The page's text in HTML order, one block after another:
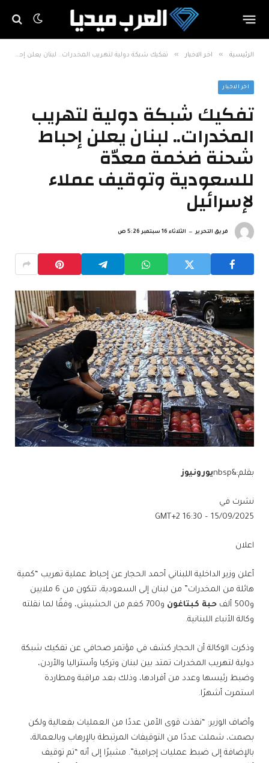
الرئيسية » اخر الاخبار » تفكيك شبكة دولية لتهريب المخدرات.. لبنان يعلن إحباط شحنة ضخمة معدّة للسعودية وتوقيف عملاء لإسرائيل
اخر الاخبار
تفكيك شبكة دولية لتهريب
المخدرات.. لبنان يعلن إحباط
شحنة ضخمة معدّة
للسعودية وتوقيف عملاء
لإسرائيل
فريق التحرير الثلاثاء 16 سبتمبر 5:26 ص
بقلم:&nbsp يورونيوز
نشرت في
15/09/2025 – 16:30 GMT+2
اعلان
أعلن وزير الداخلية اللبناني أحمد الحجار عن إحباط عملية تهريب “كمية
هائلة من المخدرات” من لبنان إلى السعودية، تتكون من 6 ملايين
و500 ألف
حبة كبتاغون
و700 كغم من الحشيش، وفقًا لما نقلته
وكالة الأنباء اللبنانية.
وذكرت الوكالة أن الحجار كشف في مؤتمر صحافي عن تفكيك شبكة
دولية لتهريب المخدرات تمتد بين لبنان وتركيا وأستراليا والأردن،
وضبط رئيسها وعدد من أفرادها، وذلك بعد مراقبة ومطاردة
استمرت أشهرًا.
وأضاف الوزير: “نفذت قوى الأمن عددًا من العمليات بفعالية ولكن
بصمت، شملت عددًا من التوقيفات المرتبطة بالإرهاب وبالعمالة،
بالإضافة إلى ضبط عمليات إجرامية”. مشيرًا إلى أنه “تم توقيف